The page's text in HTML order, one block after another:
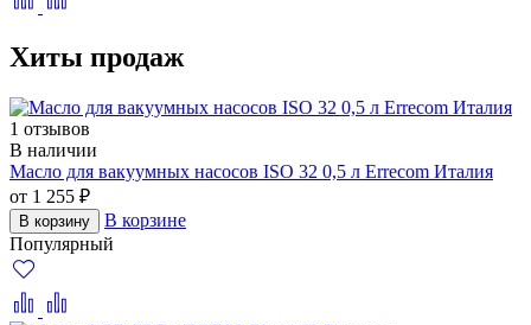
Хиты продаж
1 отзывов
В наличии
Масло для вакуумных насосов ISO 32 0,5 л Errecom Италия
от 1 255 ₽
В корзину
В корзине
Популярный